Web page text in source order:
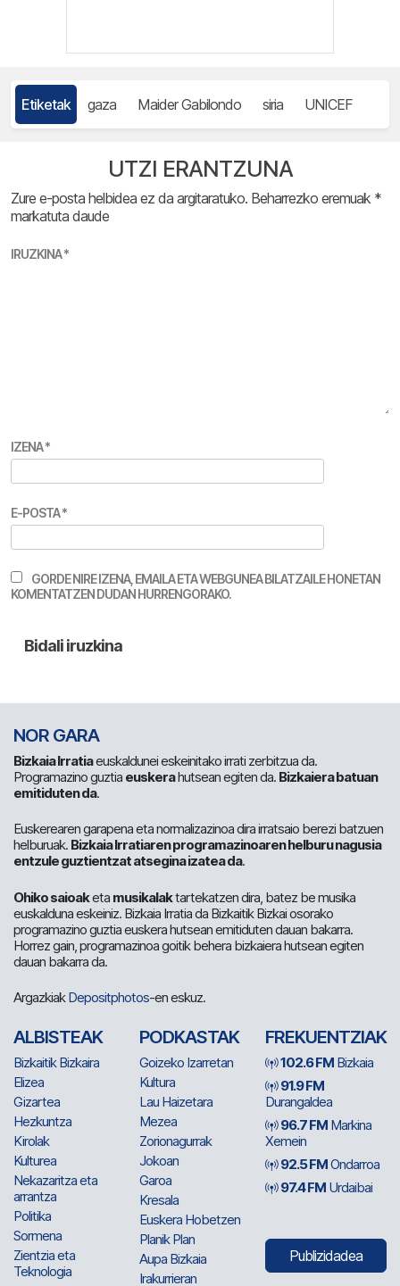
Etiketak gaza Maider Gabilondo siria UNICEF
UTZI ERANTZUNA
Zure e-posta helbidea ez da argitaratuko. Beharrezko eremuak *
markatuta daude
IRUZKINA*
IZENA*
E-POSTA*
GORDE NIRE IZENA, EMAILA ETA WEBGUNEA BILATZAILE HONETAN
KOMENTATZEN DUDAN HURRENGORAKO.
NOR GARA
Bizkaia Irratiaeuskaldunei eskeinitako irrati zerbitzua da.
Programazino guztia euskerahutsean egiten da. Bizkaiera batuan
emitiduten da.
Euskerearen garapena eta normalizazinoa dira irratsaio berezi batzuen
helburuak. Bizkaia Irratiaren programazinoaren helburu nagusia
entzule guztientzat atsegina izatea da.
Ohiko saioaketa musikalaktartekatzen dira, batez be musika
euskalduna eskeiniz. Bizkaia Irratia da Bizkaitik Bizkai osorako
programazino guztia euskera hutsean emitiduten dauan bakarra.
Horrez gain, programazinoa goitik behera bizkaiera hutsean egiten
dauan bakarra da.
ArgazkiakDepositphotos-en eskuz.
ALBISTEAK
Bizkaitik Bizkaira
Elizea
Gizartea
Hezkuntza
Kirolak
Kulturea
Nekazaritza eta
arrantza
Politika
Sormena
Zientzia eta
Teknologia
PODKASTAK
Goizeko Izarretan
Kultura
Lau Haizetara
Mezea
Zorionagurrak
Jokoan
Garoa
Kresala
Euskera Hobetzen
Planik Plan
Aupa Bizkaia
Irakurrieran
FREKUENTZIAK
102.6 FM Bizkaia
91.9 FM
Durangaldea
96.7 FM Markina
Xemein
92.5 FMOndarroa
97.4 FM Urdaibai
Publizidadea